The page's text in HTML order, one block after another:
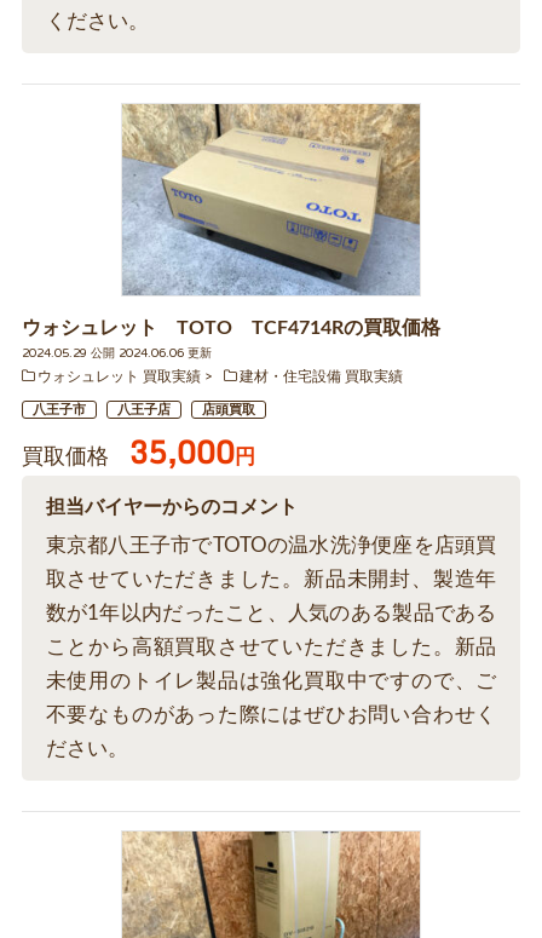
ください。
ウォシュレット TOTO TCF4714Rの買取価格
2024.05.29 公開 2024.06.06 更新
ウォシュレット 買取実績
建材・住宅設備 買取実績
八王子市 八王子店 店頭買取
買取価格 35,000円
担当バイヤーからのコメント
東京都八王子市でTOTOの温水洗浄便座を店頭買
取させていただきました。新品未開封、製造年
数が1年以内だったこと、人気のある製品である
ことから高額買取させていただきました。新品
未使用のトイレ製品は強化買取中ですので、ご
不要なものがあった際にはぜひお問い合わせく
ださい。